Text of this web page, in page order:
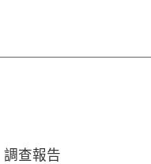
調查報告